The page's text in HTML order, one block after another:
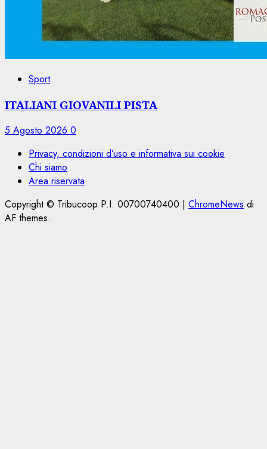
Sport
ITALIANI GIOVANILI PISTA
5 Agosto 2026 0
Privacy, condizioni d’uso e informativa sui cookie
Chi siamo
Area riservata
Copyright © Tribucoop P.I. 00700740400 | ChromeNews di
AF themes.